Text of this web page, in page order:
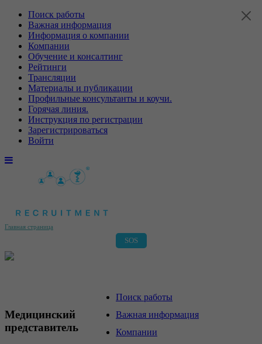
Поиск работы
Важная информация
Информация о компании
Компании
Обучение и консалтинг
Рейтинги
Трансляции
Материалы и публикации
Профильные консультанты и коучи.
Горячая линия.
Инструкция по регистрации
Зарегистрироваться
Войти
Главная страница
SOS
Поиск работы
Важная информация
Компании
Медицинский
представитель